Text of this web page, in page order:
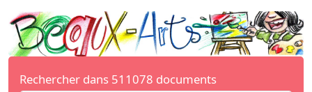
Rechercher dans 511078 documents